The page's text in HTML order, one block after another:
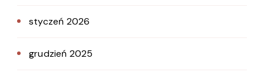
styczeń 2026
grudzień 2025